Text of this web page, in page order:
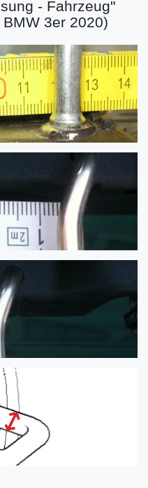
- Fahrzeug"
3er 2020)